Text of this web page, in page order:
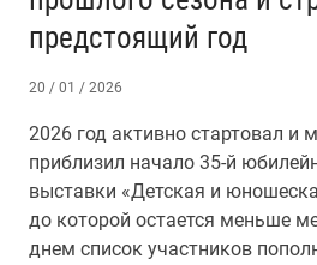
предстоящий год
20 / 01 / 2026
2026 год активно стартовал и
приблизил начало 35-й
выставки «Детская и
до которой остается меньше
днем список участников